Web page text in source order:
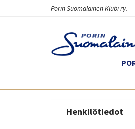
Porin Suomalainen Klubi ry.
Henkilötiedot